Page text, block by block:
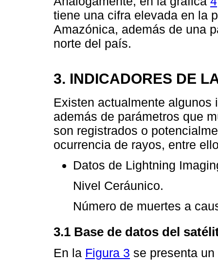
tiene una cifra elevada en la
Amazónica, además de una
norte del país.
3. INDICADORES DE
Existen actualmente
además de parámetros que
son registrados o
ocurrencia de rayos, entre
Datos de Lightning
Nivel Ceráunico.
Número de muertes a
3.1 Base de datos del
En la Figura 3 se presenta